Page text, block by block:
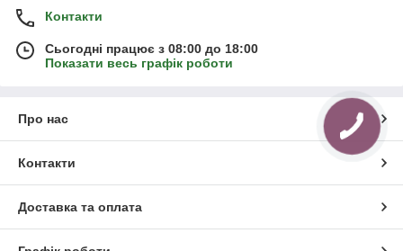
Контакти
Сьогодні працює з 08:00 до 18:00
Показати весь графік роботи
Про нас
Контакти
Доставка та оплата